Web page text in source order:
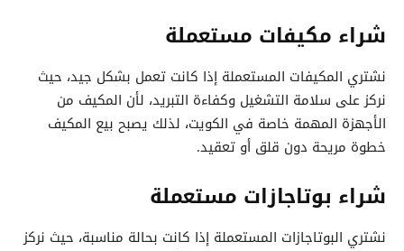
شراء مكيفات مستعملة
نشتري المكيفات المستعملة إذا كانت تعمل بشكل جيد، حيث
نركز على سلامة التشغيل وكفاءة التبريد، لأن المكيف من
الأجهزة المهمة خاصة في الكويت، لذلك يصبح بيع المكيف
خطوة مريحة دون قلق أو تعقيد.
شراء بوتاجازات مستعملة
نشتري البوتاجازات المستعملة إذا كانت بحالة مناسبة، حيث نركز